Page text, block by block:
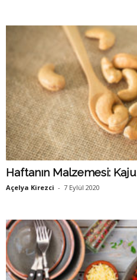
Haftanın Malzemesi: Kaju
Açelya Kirezci - 7 Eylül 2020